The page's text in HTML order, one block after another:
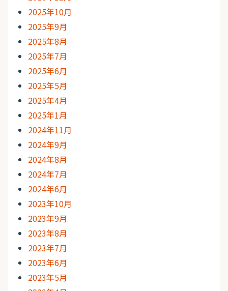
2025年10月
2025年9月
2025年8月
2025年7月
2025年6月
2025年5月
2025年4月
2025年1月
2024年11月
2024年9月
2024年8月
2024年7月
2024年6月
2023年10月
2023年9月
2023年8月
2023年7月
2023年6月
2023年5月